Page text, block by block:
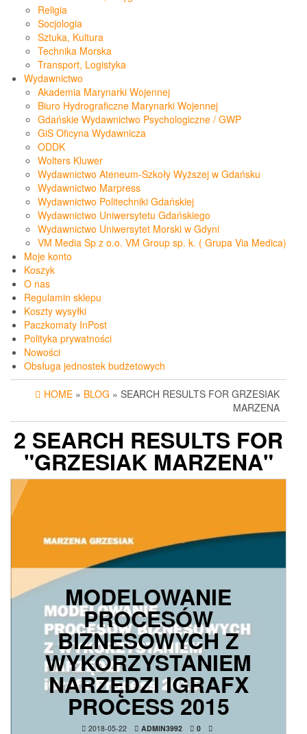
Religia
Socjologia
Sztuka, Kultura
Technika Morska
Transport, Logistyka
Wydawnictwo
Akademia Marynarki Wojennej
Biuro Hydrograficzne Marynarki Wojennej
Gdańskie Wydawnictwo Psychologiczne / GWP
GiS Oficyna Wydawnicza
ODDK
Wolters Kluwer
Wydawnictwo Ateneum-Szkoły Wyższej w Gdańsku
Wydawnictwo Marpress
Wydawnictwo Politechniki Gdańskiej
Wydawnictwo Uniwersytetu Gdańskiego
Wydawnictwo Uniwersytet Morski w Gdyni
VM Media Sp z o.o. VM Group sp. k. ( Grupa Via Medica)
Moje konto
Koszyk
O nas
Regulamin sklepu
Koszty wysyłki
Paczkomaty InPost
Polityka prywatności
Nowości
Obsługa jednostek budżetowych
HOME » BLOG » SEARCH RESULTS FOR GRZESIAK
MARZENA
2 SEARCH RESULTS FOR
"GRZESIAK MARZENA"
MODELOWANIE
PROCESÓW
BIZNESOWYCH Z
WYKORZYSTANIEM
NARZĘDZI IGRAFX
PROCESS 2015
2018-05-22 ADMIN3992 0